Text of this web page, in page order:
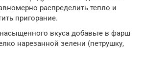
распределить тепло и
пригорание.
вкуса добавьте в фарш
нарезанной зелени (петрушку,